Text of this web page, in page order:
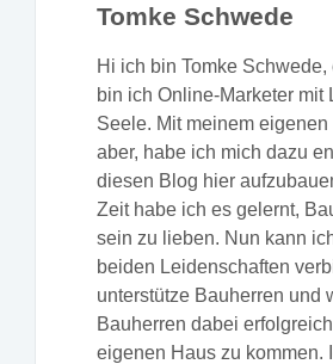
Tomke Schwede
Hi ich bin Tomke Schwede,
bin ich Online-Marketer mit
Seele. Mit meinem eigenen
aber, habe ich mich dazu
diesen Blog hier
Zeit habe ich es gelernt,
sein zu lieben. Nun kann
beiden Leidenschaften
unterstütze Bauherren und
Bauherren dabei
eigenen Haus zu kommen.